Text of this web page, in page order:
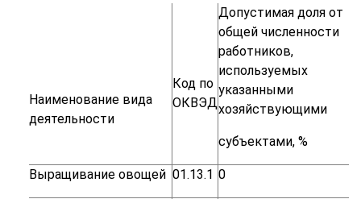
Наименование вида
деятельности
Код по
ОКВЭД
Допустимая доля от
общей численности
работников,
используемых
указанными
хозяйствующими
субъектами, %
Выращивание овощей 01.13.1 0